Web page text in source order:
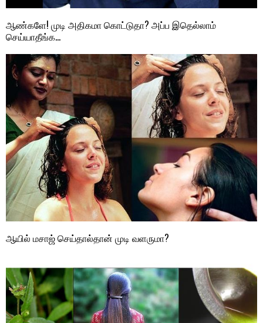
ஆண்களே! முடி அதிகமா கொட்டுதா? அப்ப இதெல்லாம்
செய்யாதீங்க…
ஆயில் மசாஜ் செய்தால்தான் முடி வளருமா?